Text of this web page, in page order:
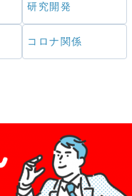
研究開発
コロナ関係